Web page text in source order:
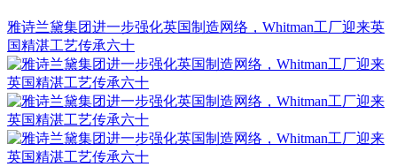
雅诗兰黛集团进一步强化英国制造网络，Whitman工厂迎来英
国精湛工艺传承六十